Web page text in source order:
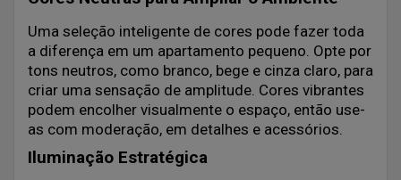
Uma seleção inteligente de cores pode fazer toda
a diferença em um apartamento pequeno. Opte por
tons neutros, como branco, bege e cinza claro, para
criar uma sensação de amplitude. Cores vibrantes
podem encolher visualmente o espaço, então use-
as com moderação, em detalhes e acessórios.
Iluminação Estratégica